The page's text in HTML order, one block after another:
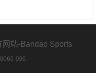
站-Bandao Sports
096